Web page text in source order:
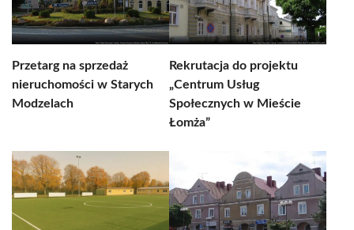
Przetarg na sprzedaż
nieruchomości w Starych
Modzelach
Rekrutacja do projektu
„Centrum Usług
Społecznych w Mieście
Łomża”